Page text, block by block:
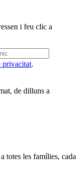
i feu clic a
privacitat.
de dilluns a
totes les famílies, cada